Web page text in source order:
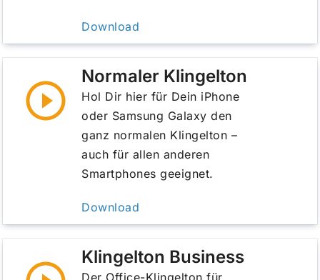
Download
Normaler Klingelton
Hol Dir hier für Dein iPhone
oder Samsung Galaxy den
ganz normalen Klingelton –
auch für allen anderen
Smartphones geeignet.
Download
Klingelton Business
Der Office-Klingelton für